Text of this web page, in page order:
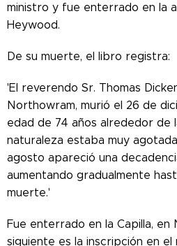
ministro y fue enterrado en la
Heywood.
De su muerte, el libro registra:
'El reverendo Sr. Thomas
Northowram, murió el 26 de
edad de 74 años alrededor de
naturaleza estaba muy
agosto apareció una
aumentando gradualmente
muerte.'
Fue enterrado en la Capilla, en
siguiente es la inscripción en el